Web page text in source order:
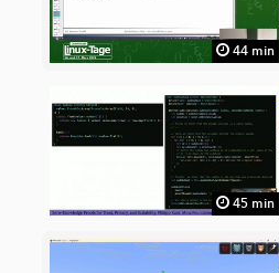
44 min
45 min